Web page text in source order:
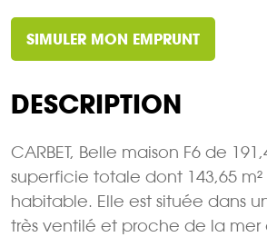
SIMULER MON EMPRUNT
DESCRIPTION
CARBET, Belle maison F6 de
superficie totale dont 143,65
habitable. Elle est située dans
très ventilé et proche de la mer